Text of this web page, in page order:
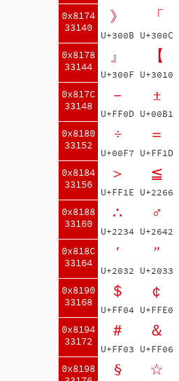
0x8174
33140
0x8178
33144
0x817C
33148
0x8180
33152
0x8184
33156
0x8188
33160
0x818C
33164
0x8190
33168
0x8194
33172
0x8198
》
U+300B
「
U+300C
』
U+300F
【
U+3010
－
U+FF0D
±
U+00B1
÷
U+00F7
＝
U+FF1D
＞
U+FF1E
≦
U+2266
∴
U+2234
♂
U+2642
′
U+2032
″
U+2033
＄
U+FF04
￠
U+FFE0
＃
U+FF03
＆
U+FF06
§ ☆